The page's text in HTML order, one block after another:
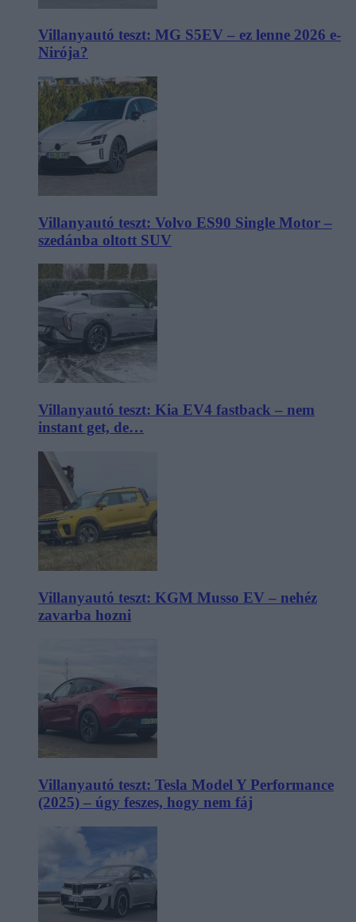
Villanyautó teszt: MG S5EV – ez lenne 2026 e-
Nirója?
Villanyautó teszt: Volvo ES90 Single Motor –
szedánba oltott SUV
Villanyautó teszt: Kia EV4 fastback – nem
instant get, de…
Villanyautó teszt: KGM Musso EV – nehéz
zavarba hozni
Villanyautó teszt: Tesla Model Y Performance
(2025) – úgy feszes, hogy nem fáj